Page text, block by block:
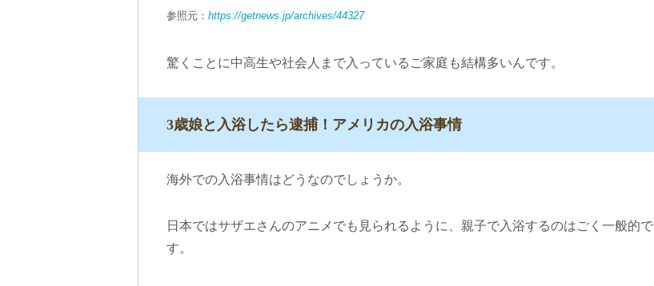
参照元： https://getnews.jp/archives/44327
驚くことに中高生や社会人まで入っているご家庭も結構多いんです。
3歳娘と入浴したら逮捕！アメリカの入浴事情
海外での入浴事情はどうなのでしょうか。
日本ではサザエさんのアニメでも見られるように、親子で入浴するのはごく一般的で
す。